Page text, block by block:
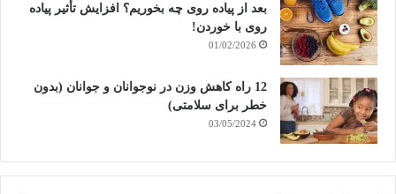
بعد از پیاده روی چه بخوریم؟ افزایش تأثیر پیاده
روی با خوردن!
01/02/2026
12 راه کاهش وزن در نوجوانان و جوانان (بدون
خطر برای سلامتی)
03/05/2024